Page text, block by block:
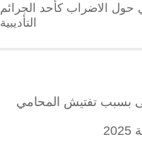
حول الاضراب كأحد الجرائم
التأديبية
بسبب تفتيش المحامي